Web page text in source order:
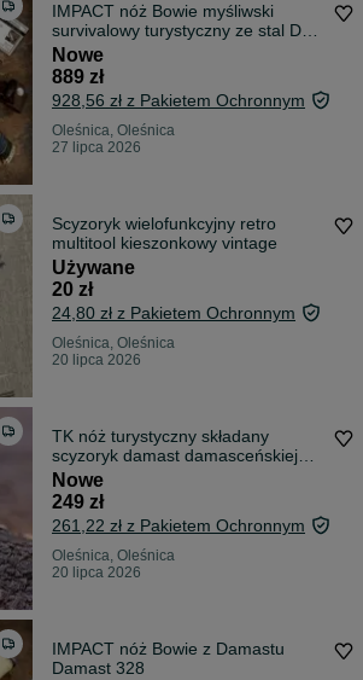
IMPACT nóż Bowie myśliwski
survivalowy turystyczny ze stal D2
874
Nowe
889 zł
928,56 zł z Pakietem Ochronnym
Oleśnica, Oleśnica
27 lipca 2026
Scyzoryk wielofunkcyjny retro
multitool kieszonkowy vintage
Używane
20 zł
24,80 zł z Pakietem Ochronnym
Oleśnica, Oleśnica
20 lipca 2026
TK nóż turystyczny składany
scyzoryk damast damasceńskiej
FKB
Nowe
249 zł
261,22 zł z Pakietem Ochronnym
Oleśnica, Oleśnica
20 lipca 2026
IMPACT nóż Bowie z Damastu
Damast 328